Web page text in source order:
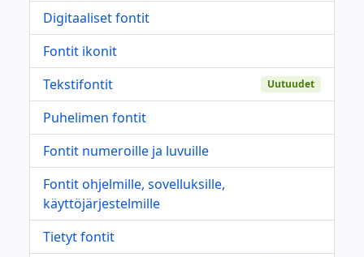
Digitaaliset fontit
Fontit ikonit
Tekstifontit
Uutuudet
Puhelimen fontit
Fontit numeroille ja luvuille
Fontit ohjelmille, sovelluksille,
käyttöjärjestelmille
Tietyt fontit